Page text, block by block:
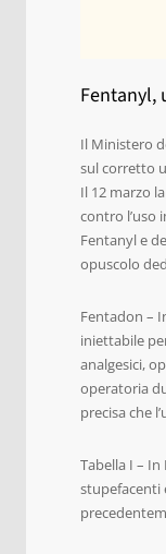
Fentanyl,
Il Ministero
sul corretto
Il 12 marzo
contro l’uso
Fentanyl e
opuscolo
Fentadon –
iniettabile
analgesici,
operatoria
precisa che
Tabella I –
stupefacenti